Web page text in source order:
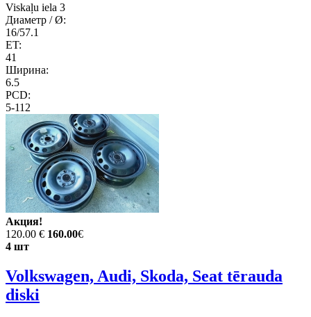
Viskaļu iela 3
Диаметр / Ø:
16/57.1
ET:
41
Ширина:
6.5
PCD:
5-112
Акция!
120.00 € 160.00€
4 шт
Volkswagen, Audi, Skoda, Seat tērauda
diski